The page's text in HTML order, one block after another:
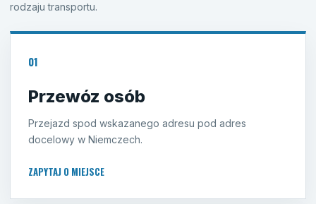
rodzaju transportu.
01
Przewóz osób
Przejazd spod wskazanego adresu pod adres
docelowy w Niemczech.
ZAPYTAJ O MIEJSCE